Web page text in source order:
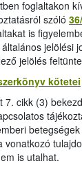
foglaltakon
szóló
is
jelölési
jelölés
kötetei
7. cikk (3)
vonatkozó
is utalhat.